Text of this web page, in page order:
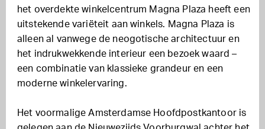
het overdekte winkelcentrum Magna Plaza heeft een
uitstekende variëteit aan winkels. Magna Plaza is
alleen al vanwege de neogotische architectuur en
het indrukwekkende interieur een bezoek waard –
een combinatie van klassieke grandeur en een
moderne winkelervaring.
Het voormalige Amsterdamse Hoofdpostkantoor is